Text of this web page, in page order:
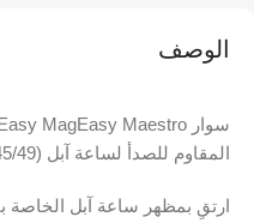
الوصف
المقاوم للصدأ لساعة آبل (42/44/45/49 مم) – أسود